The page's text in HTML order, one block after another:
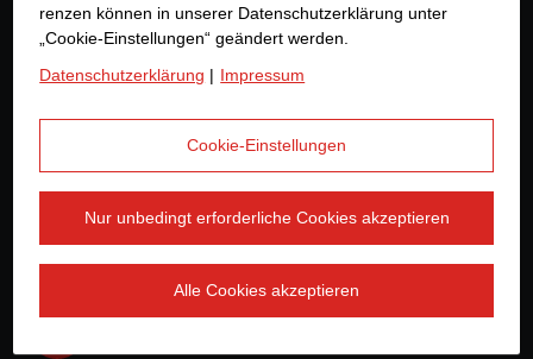
Rechtshinweis
Zur Jobbörse
Hinweisgeber-Plattform
renzen können in unserer Datenschutzerklärung unter
„Cookie-Einstellungen“ geändert werden.
Datenschutzerklärung | Impressum
Cookie-Einstellungen
Nur unbedingt erforderliche Cookies akzeptieren
Alle Cookies akzeptieren